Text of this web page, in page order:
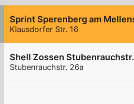
Klausdorfer Str. 16
Shell Zossen Stubenrauchstr.
Stubenrauchstr. 26a